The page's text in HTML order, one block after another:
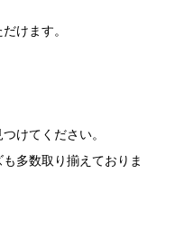
けます。
けてください。
多数取り揃えておりま